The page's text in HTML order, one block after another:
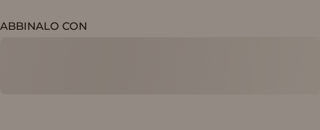
ABBINALO CON